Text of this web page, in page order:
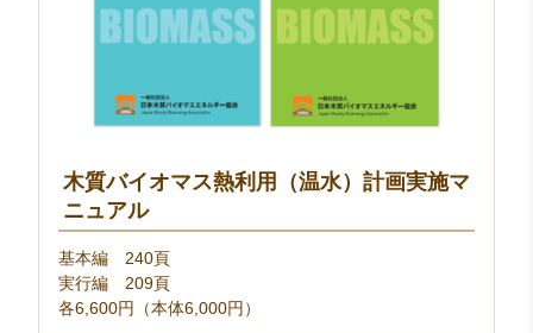
木質バイオマス熱利用（温水）計画実施マ
ニュアル
基本編 240頁
実行編 209頁
各6,600円（本体6,000円）